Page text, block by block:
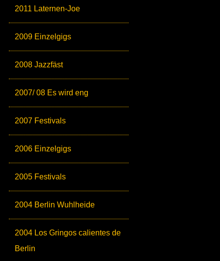
2011 Laternen-Joe
2009 Einzelgigs
2008 Jazzfäst
2007/ 08 Es wird eng
2007 Festivals
2006 Einzelgigs
2005 Festivals
2004 Berlin Wuhlheide
2004 Los Gringos calientes de
Berlin